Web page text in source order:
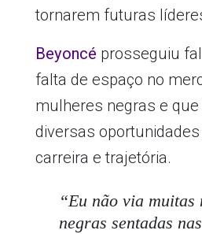
tornarem futuras
Beyoncé prosseguiu
falta de espaço no
mulheres negras e que
diversas
carreira e trajetória.
“Eu não via muitas
negras sentadas